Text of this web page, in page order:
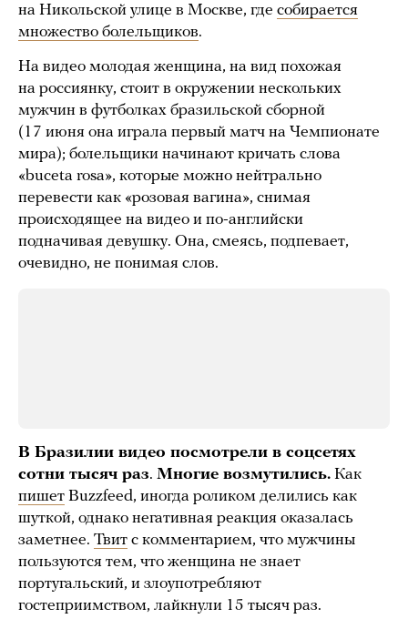
на Никольской улице в Москве, где собирается
множество болельщиков.
На видео молодая женщина, на вид похожая
на россиянку, стоит в окружении нескольких
мужчин в футболках бразильской сборной
(17 июня она играла первый матч на Чемпионате
мира); болельщики начинают кричать слова
«buceta rosa», которые можно нейтрально
перевести как «розовая вагина», снимая
происходящее на видео и по-английски
подначивая девушку. Она, смеясь, подпевает,
очевидно, не понимая слов.
В Бразилии видео посмотрели в соцсетях
сотни тысяч раз. Многие возмутились. Как
пишет Buzzfeed, иногда роликом делились как
шуткой, однако негативная реакция оказалась
заметнее. Твит с комментарием, что мужчины
пользуются тем, что женщина не знает
португальский, и злоупотребляют
гостеприимством, лайкнули 15 тысяч раз.